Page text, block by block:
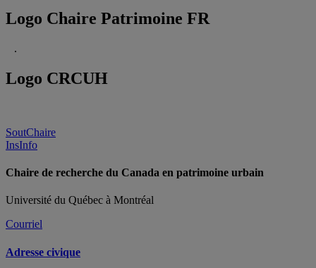
Logo Chaire Patrimoine FR
.
Logo CRCUH
SoutChaire
InsInfo
Chaire de recherche du Canada en patrimoine urbain
Université du Québec à Montréal
Courriel
Adresse civique